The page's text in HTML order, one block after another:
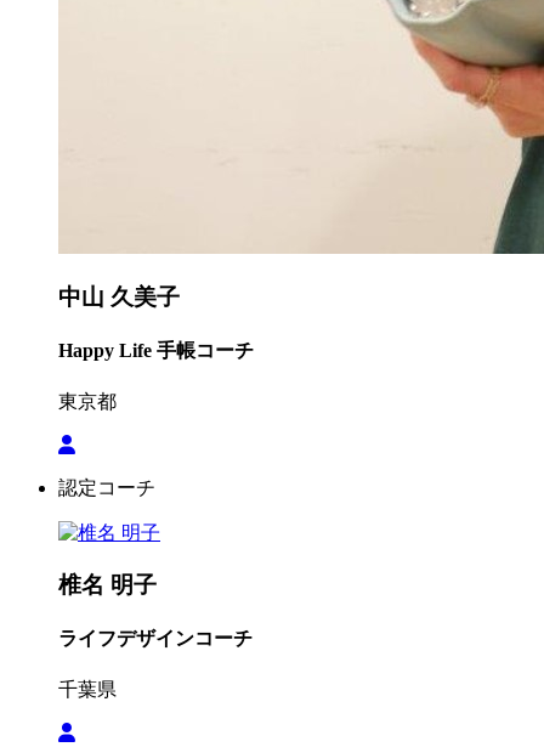
中山 久美子
Happy Life 手帳コーチ
東京都
認定コーチ
椎名 明子
ライフデザインコーチ
千葉県